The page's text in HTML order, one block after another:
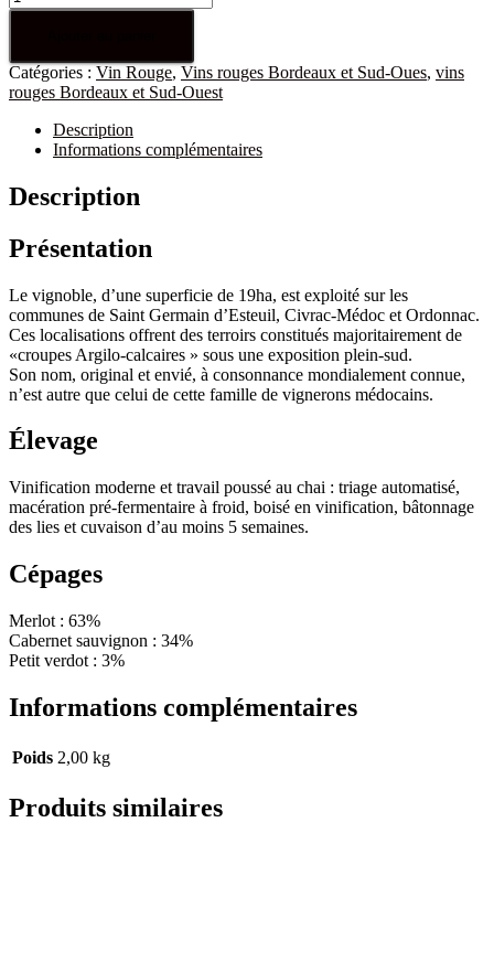
Catégories : Vin Rouge, Vins rouges Bordeaux et Sud-Oues, vins
rouges Bordeaux et Sud-Ouest
Description
Informations complémentaires
Description
Présentation
Le vignoble, d’une superficie de 19ha, est exploité sur les
communes de Saint Germain d’Esteuil, Civrac-Médoc et Ordonnac.
Ces localisations offrent des terroirs constitués majoritairement de
«croupes Argilo-calcaires » sous une exposition plein-sud.
Son nom, original et envié, à consonnance mondialement connue,
n’est autre que celui de cette famille de vignerons médocains.
Élevage
Vinification moderne et travail poussé au chai : triage automatisé,
macération pré-fermentaire à froid, boisé en vinification, bâtonnage
des lies et cuvaison d’au moins 5 semaines.
Cépages
Merlot : 63%
Cabernet sauvignon : 34%
Petit verdot : 3%
Informations complémentaires
Poids 2,00 kg
Produits similaires